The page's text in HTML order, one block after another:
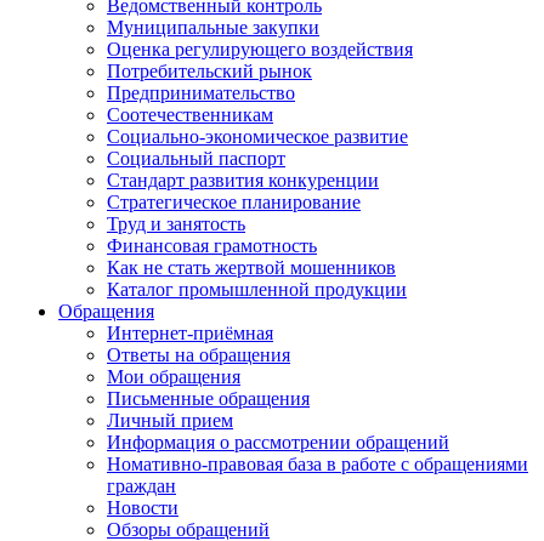
Ведомственный контроль
Муниципальные закупки
Оценка регулирующего воздействия
Потребительский рынок
Предпринимательство
Соотечественникам
Социально-экономическое развитие
Социальный паспорт
Стандарт развития конкуренции
Стратегическое планирование
Труд и занятость
Финансовая грамотность
Как не стать жертвой мошенников
Каталог промышленной продукции
Обращения
Интернет-приёмная
Ответы на обращения
Мои обращения
Письменные обращения
Личный прием
Информация о рассмотрении обращений
Номативно-правовая база в работе с обращениями
граждан
Новости
Обзоры обращений